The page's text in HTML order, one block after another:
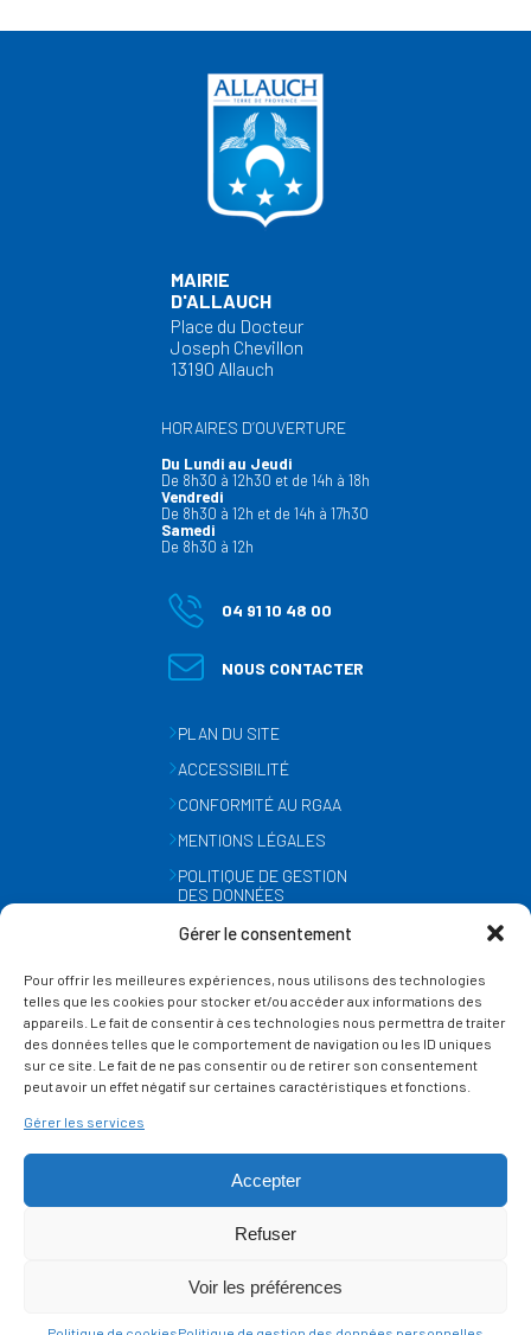
Gérer le consentement
Pour offrir les meilleures expériences, nous utilisons des technologies
telles que les cookies pour stocker et/ou accéder aux informations des
appareils. Le fait de consentir à ces technologies nous permettra de traiter
des données telles que le comportement de navigation ou les ID uniques
sur ce site. Le fait de ne pas consentir ou de retirer son consentement
peut avoir un effet négatif sur certaines caractéristiques et fonctions.
Gérer les services
Accepter
Refuser
Voir les préférences
MAIRIE
D'ALLAUCH
Place du Docteur
Joseph Chevillon
13190 Allauch
HORAIRES D’OUVERTURE
Du Lundi au Jeudi
De 8h30 à 12h30 et de 14h à 18h
Vendredi
De 8h30 à 12h et de 14h à 17h30
Samedi
De 8h30 à 12h
04 91 10 48 00
NOUS CONTACTER
PLAN DU SITE
ACCESSIBILITÉ
CONFORMITÉ AU RGAA
MENTIONS LÉGALES
POLITIQUE DE GESTION
DES DONNÉES
GESTION DES COOKIES
SUIVEZ-NOUS
SUR LES RÉSEAUX
Ce site est protégé par reCAPTCHA et lapolitique de vie privée
service Google s'appliquent.